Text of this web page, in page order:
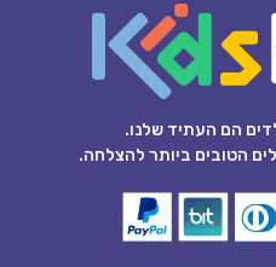
העתיד שלנו.
ביותר להצלחה.